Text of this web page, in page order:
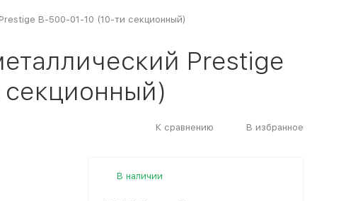
В-500-01-10 (10-ти секционный)
Prestige
К сравнению В избранное
В наличии